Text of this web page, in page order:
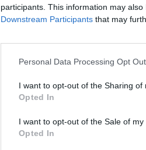
participants. This information may
Downstream Participants that may
Personal Data Processing Opt
I want to opt-out of the Sharing of
Opted In
I want to opt-out of the Sale of
Opted In